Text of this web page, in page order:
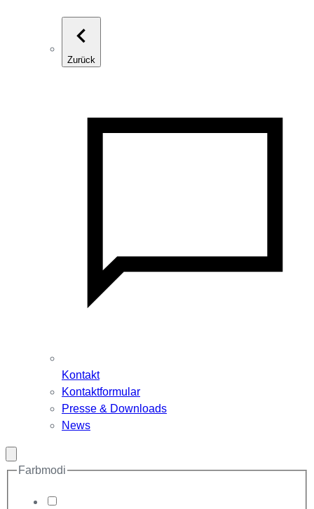
Zurück
Kontakt
Kontaktformular
Presse & Downloads
News
schließen
Farbmodi